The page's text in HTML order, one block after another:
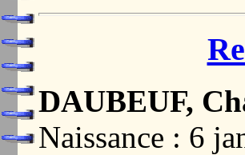
DAUBEUF,
Naissance : 6